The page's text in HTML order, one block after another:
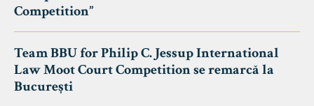
Competition”
Team BBU for Philip C. Jessup International
Law Moot Court Competition se remarcă la
București